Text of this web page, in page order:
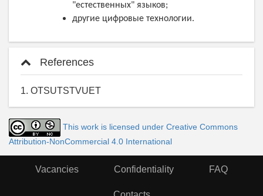
"естественных" языков;
другие цифровые технологии.
References
1. OTSUTSTVUET
This work is licensed under Creative Commons
Attribution-NonCommercial 4.0 International
Vacancies Confidentiality FAQ